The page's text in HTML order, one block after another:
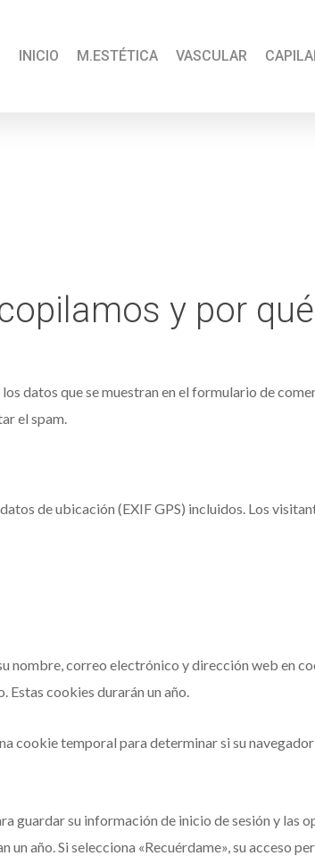
INICIO M.ESTÉTICA VASCULAR
y por
datos que se muestran en el formulario de
el spam.
de ubicación (EXIF GPS) incluidos. Los
nombre, correo electrónico y dirección web en
cookies durarán un año.
cookie temporal para determinar si su
guardar su información de inicio de sesión y las
año. Si selecciona «Recuérdame», su acceso